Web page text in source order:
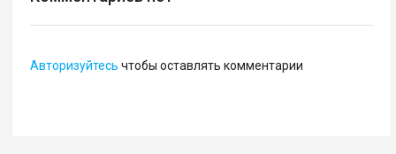
Авторизуйтесь чтобы оставлять комментарии